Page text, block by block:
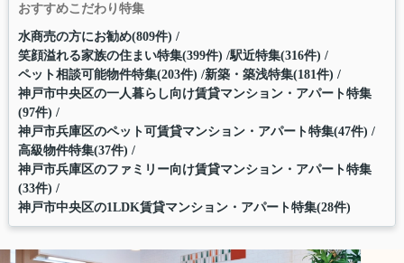
おすすめこだわり特集
水商売の方にお勧め(809件)
笑顔溢れる家族の住まい特集(399件) 駅近特集(316件)
ペット相談可能物件特集(203件) 新築・築浅特集(181件)
神戸市中央区の一人暮らし向け賃貸マンション・アパート特集
(97件)
神戸市兵庫区のペット可賃貸マンション・アパート特集(47件)
高級物件特集(37件)
神戸市兵庫区のファミリー向け賃貸マンション・アパート特集
(33件)
神戸市中央区の1LDK賃貸マンション・アパート特集(28件)